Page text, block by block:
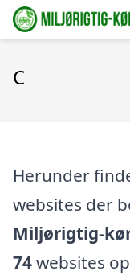
C
Herunder
websites der
Miljørigtig-
74websites